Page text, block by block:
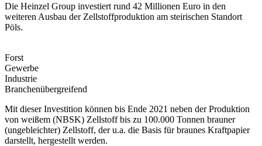
Die Heinzel Group investiert rund 42 Millionen Euro in den
weiteren Ausbau der Zellstoffproduktion am steirischen Standort
Pöls.
Forst
Gewerbe
Industrie
Branchenübergreifend
Mit dieser Investition können bis Ende 2021 neben der Produktion
von weißem (NBSK) Zellstoff bis zu 100.000 Tonnen brauner
(ungebleichter) Zellstoff, der u.a. die Basis für braunes Kraftpapier
darstellt, hergestellt werden.